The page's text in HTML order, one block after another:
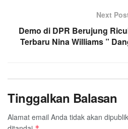
Next
Demo di DPR Berujung
Terbaru Nina Williams ”
Tinggalkan Balasan
Alamat email Anda tidak akan